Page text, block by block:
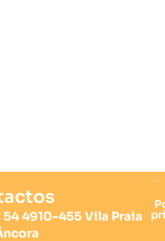
54 4910-455 Vila Praia